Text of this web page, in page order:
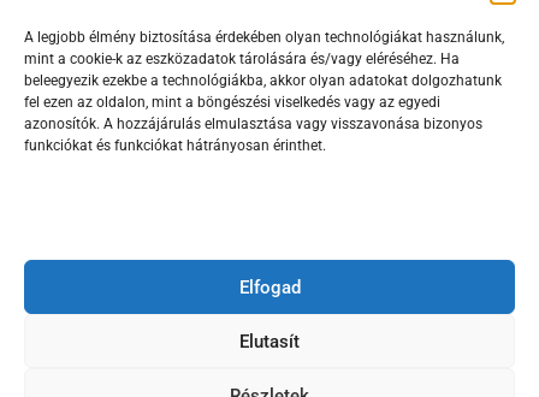
A legjobb élmény biztosítása érdekében olyan technológiákat használunk,
mint a cookie-k az eszközadatok tárolására és/vagy eléréséhez. Ha
beleegyezik ezekbe a technológiákba, akkor olyan adatokat dolgozhatunk
fel ezen az oldalon, mint a böngészési viselkedés vagy az egyedi
azonosítók. A hozzájárulás elmulasztása vagy visszavonása bizonyos
funkciókat és funkciókat hátrányosan érinthet.
Elfogad
Elutasít
Adatkezelési szabályzat
Jogi nyilatkozat
Kapcsolat
Impresszum